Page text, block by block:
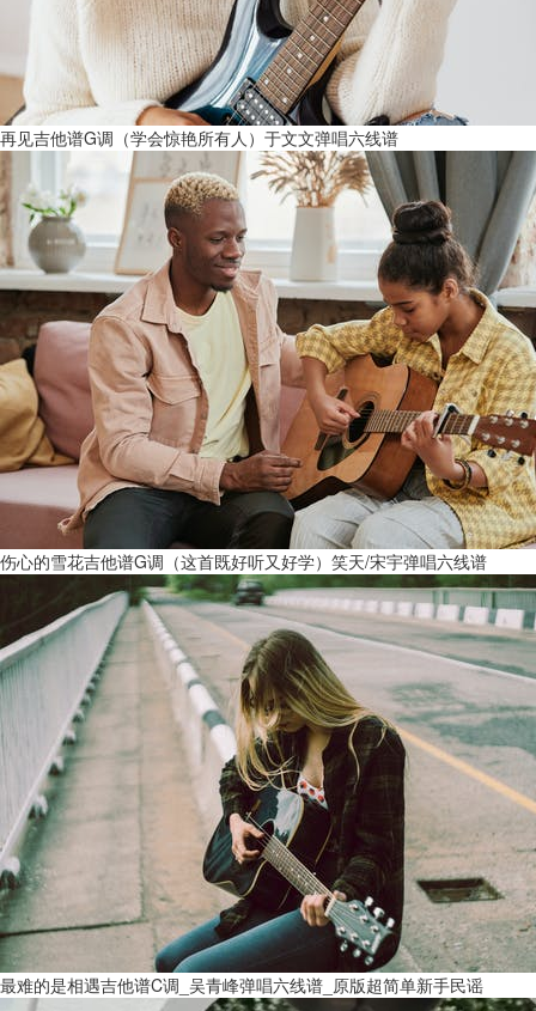
再见吉他谱G调（学会惊艳所有人）于文文弹唱六线谱
伤心的雪花吉他谱G调（这首既好听又好学）笑天/宋宇弹唱六线谱
最难的是相遇吉他谱C调_吴青峰弹唱六线谱_原版超简单新手民谣